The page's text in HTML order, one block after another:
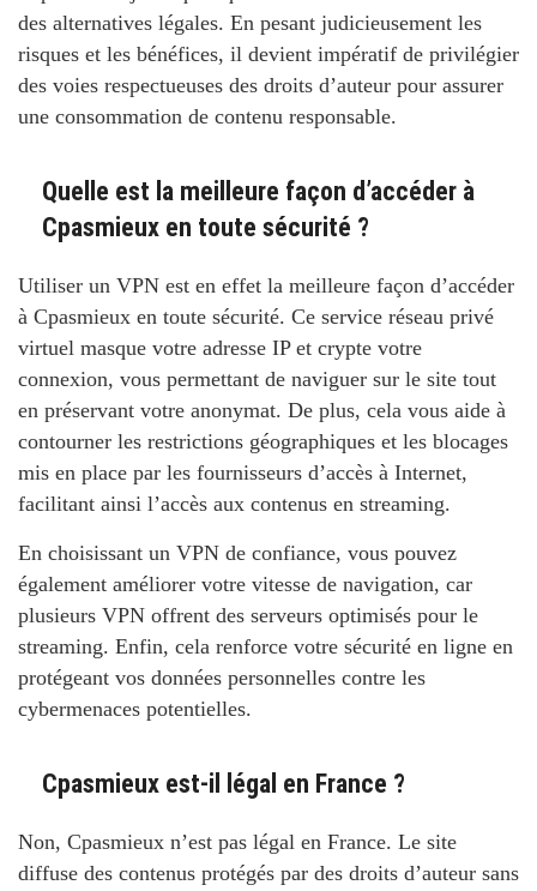
des alternatives légales. En pesant judicieusement les
risques et les bénéfices, il devient impératif de privilégier
des voies respectueuses des droits d’auteur pour assurer
une consommation de contenu responsable.
Quelle est la meilleure façon d’accéder à
Cpasmieux en toute sécurité ?
Utiliser un VPN est en effet la meilleure façon d’accéder
à Cpasmieux en toute sécurité. Ce service réseau privé
virtuel masque votre adresse IP et crypte votre
connexion, vous permettant de naviguer sur le site tout
en préservant votre anonymat. De plus, cela vous aide à
contourner les restrictions géographiques et les blocages
mis en place par les fournisseurs d’accès à Internet,
facilitant ainsi l’accès aux contenus en streaming.
En choisissant un VPN de confiance, vous pouvez
également améliorer votre vitesse de navigation, car
plusieurs VPN offrent des serveurs optimisés pour le
streaming. Enfin, cela renforce votre sécurité en ligne en
protégeant vos données personnelles contre les
cybermenaces potentielles.
Cpasmieux est-il légal en France ?
Non, Cpasmieux n’est pas légal en France. Le site
diffuse des contenus protégés par des droits d’auteur sans